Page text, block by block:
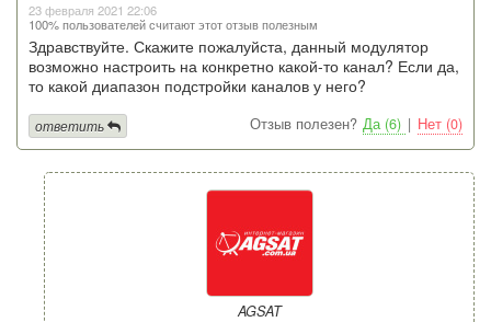
23 февраля 2021 22:06
100% пользователей считают этот отзыв полезным
Здравствуйте. Скажите пожалуйста, данный модулятор
возможно настроить на конкретно какой-то канал? Если да,
то какой диапазон подстройки каналов у него?
Отзыв полезен? Да (6) | Нет (0)
ответить
AGSAT